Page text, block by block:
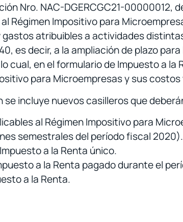
Nro. NAC-DGERCGC21-00000012,
Régimen Impositivo para
atribuibles a actividades
es decir, a la ampliación de plazo
cual, en el formulario de Impuesto a
para Microempresas y sus
incluye nuevos casilleros que
al Régimen Impositivo para
semestrales del período fiscal 2020).
a la Renta único.
a la Renta pagado durante el
a la Renta.